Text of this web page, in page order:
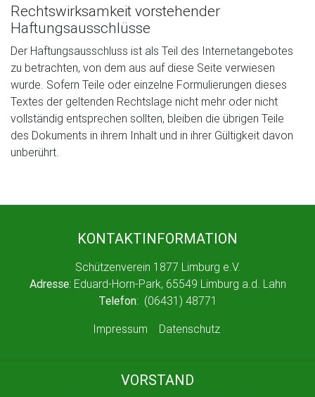
Rechtswirksamkeit vorstehender
Haftungsausschlüsse
Der Haftungsausschluss ist als Teil des Internetangebotes
zu betrachten, von dem aus auf diese Seite verwiesen
wurde. Sofern Teile oder einzelne Formulierungen dieses
Textes der geltenden Rechtslage nicht mehr oder nicht
vollständig entsprechen sollten, bleiben die übrigen Teile
des Dokuments in ihrem Inhalt und in ihrer Gültigkeit davon
unberührt.
KONTAKTINFORMATION
Schützenverein 1877 Limburg e.V.
Adresse: Eduard-Horn-Park, 65549 Limburg a.d. Lahn
Telefon: (06431) 48771
Impressum
Datenschutz
VORSTAND